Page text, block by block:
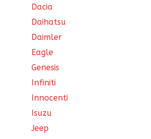
Dacia
Daihatsu
Daimler
Eagle
Genesis
Infiniti
Innocenti
Isuzu
Jeep